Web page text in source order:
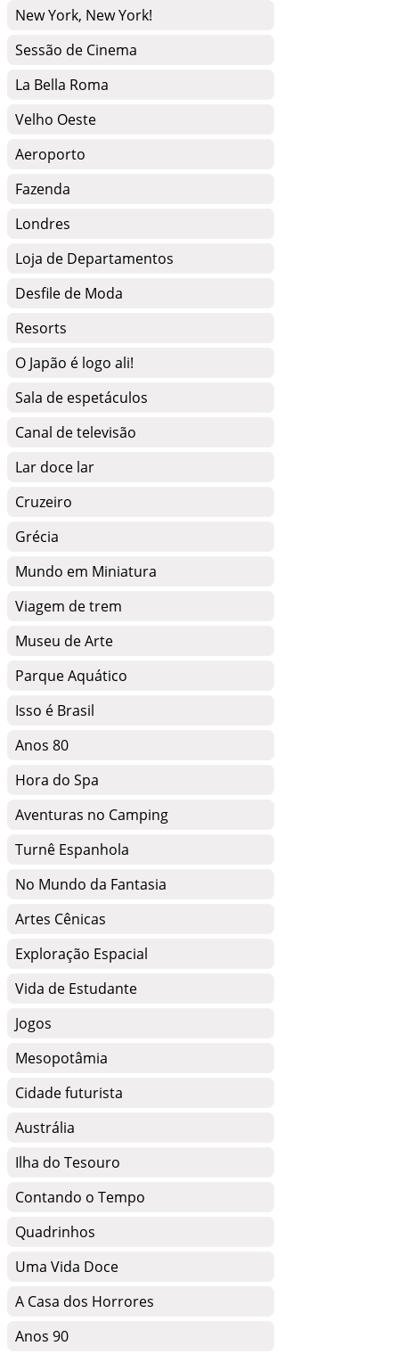
New York, New York!
Sessão de Cinema
La Bella Roma
Velho Oeste
Aeroporto
Fazenda
Londres
Loja de Departamentos
Desfile de Moda
Resorts
O Japão é logo ali!
Sala de espetáculos
Canal de televisão
Lar doce lar
Cruzeiro
Grécia
Mundo em Miniatura
Viagem de trem
Museu de Arte
Parque Aquático
Isso é Brasil
Anos 80
Hora do Spa
Aventuras no Camping
Turnê Espanhola
No Mundo da Fantasia
Artes Cênicas
Exploração Espacial
Vida de Estudante
Jogos
Mesopotâmia
Cidade futurista
Austrália
Ilha do Tesouro
Contando o Tempo
Quadrinhos
Uma Vida Doce
A Casa dos Horrores
Anos 90